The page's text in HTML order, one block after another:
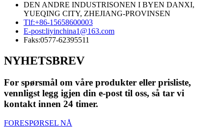
DEN ANDRE INDUSTRISONEN I BYEN DANXI,
YUEQING CITY, ZHEJIANG-PROVINSEN
Tlf:+86-15658600003
E-post:liyinchina1@163.com
Faks:0577-62395511
NYHETSBREV
For spørsmål om våre produkter eller prisliste,
vennligst legg igjen din e-post til oss, så tar vi
kontakt innen 24 timer.
FORESPØRSEL NÅ